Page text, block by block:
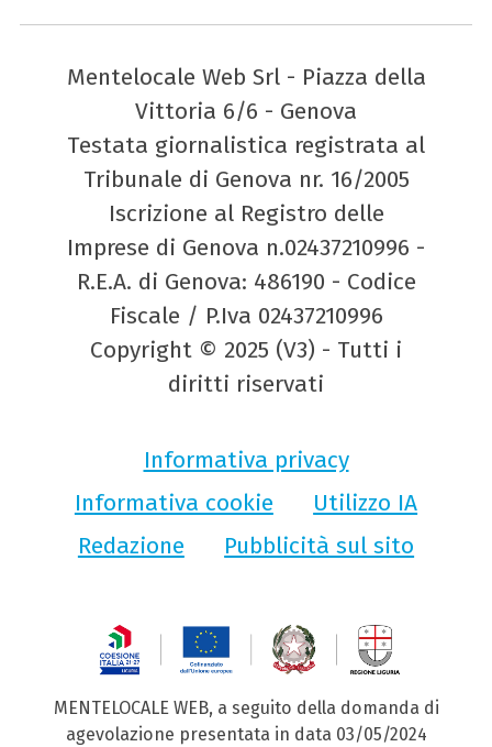
Mentelocale Web Srl - Piazza della
Vittoria 6/6 - Genova
Testata giornalistica registrata al
Tribunale di Genova nr. 16/2005
Iscrizione al Registro delle
Imprese di Genova n.02437210996 -
R.E.A. di Genova: 486190 - Codice
Fiscale / P.Iva 02437210996
Copyright © 2025 (V3) - Tutti i
diritti riservati
Informativa privacy
Informativa cookie
Utilizzo IA
Redazione
Pubblicità sul sito
MENTELOCALE WEB, a seguito della domanda di
agevolazione presentata in data 03/05/2024